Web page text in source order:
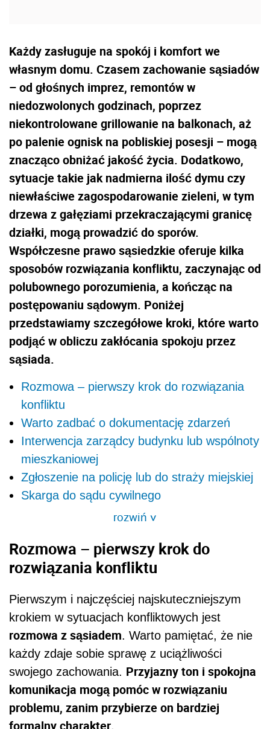
Każdy zasługuje na spokój i komfort we
własnym domu. Czasem zachowanie sąsiadów
– od głośnych imprez, remontów w
niedozwolonych godzinach, poprzez
niekontrolowane grillowanie na balkonach, aż
po palenie ognisk na pobliskiej posesji – mogą
znacząco obniżać jakość życia. Dodatkowo,
sytuacje takie jak nadmierna ilość dymu czy
niewłaściwe zagospodarowanie zieleni, w tym
drzewa z gałęziami przekraczającymi granicę
działki, mogą prowadzić do sporów.
Współczesne prawo sąsiedzkie oferuje kilka
sposobów rozwiązania konfliktu, zaczynając od
polubownego porozumienia, a kończąc na
postępowaniu sądowym. Poniżej
przedstawiamy szczegółowe kroki, które warto
podjąć w obliczu zakłócania spokoju przez
sąsiada.
Rozmowa – pierwszy krok do rozwiązania
konfliktu
Warto zadbać o dokumentację zdarzeń
Interwencja zarządcy budynku lub wspólnoty
mieszkaniowej
Zgłoszenie na policję lub do straży miejskiej
Skarga do sądu cywilnego
rozwiń>
Rozmowa – pierwszy krok do
rozwiązania konfliktu
Pierwszym i najczęściej najskuteczniejszym
krokiem w sytuacjach konfliktowych jest
rozmowa z sąsiadem. Warto pamiętać, że nie
każdy zdaje sobie sprawę z uciążliwości
swojego zachowania. Przyjazny ton i spokojna
komunikacja mogą pomóc w rozwiązaniu
problemu, zanim przybierze on bardziej
formalny charakter.